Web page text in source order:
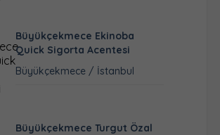
Büyükçekmece Ekinoba
Quick Sigorta Acentesi
Büyükçekmece / İstanbul
Büyükçekmece Turgut Özal